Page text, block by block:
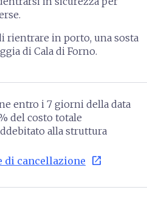
rientrare in porto, una sosta
di Cala di Forno.
entro i 7 giorni della data
del costo totale
alla struttura
di cancellazione open_in_new